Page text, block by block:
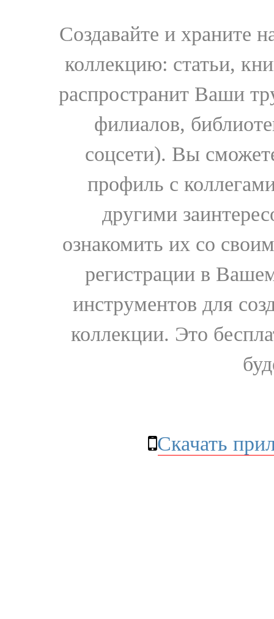
Создавайте и храните
коллекцию: статьи,
распространит Ваши
филиалов,
соцсети). Вы
профиль с
другими
ознакомить их со
регистрации в
инструментов для
коллекции. Это
Скачать